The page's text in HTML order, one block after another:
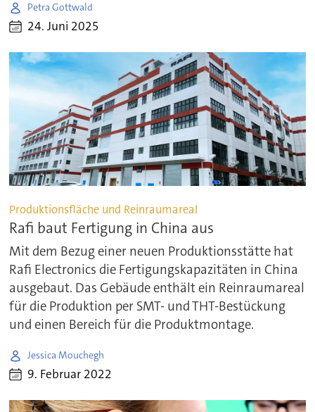
Petra Gottwald
24. Juni 2025
Produktionsfläche und Reinraumareal
Rafi baut Fertigung in China aus
Mit dem Bezug einer neuen Produktionsstätte hat
Rafi Electronics die Fertigungskapazitäten in China
ausgebaut. Das Gebäude enthält ein Reinraumareal
für die Produktion per SMT- und THT-Bestückung
und einen Bereich für die Produktmontage.
Jessica Mouchegh
9. Februar 2022